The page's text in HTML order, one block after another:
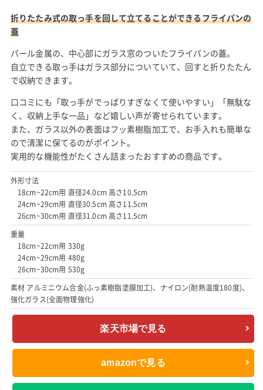
折りたたみ式の取っ手を回して立てることができるフライパンの
蓋
パール金属の、中心部にガラス窓のついたフライパンの蓋。
自立できる取っ手はガラス部分についていて、回すと折りたたん
で収納できます。
口コミにも「取っ手がでっぱりすぎなくて使いやすい」「無駄な
く、収納上手な一品」など嬉しい声が寄せられています。
また、ガラス以外の表面はフッ素樹脂加工で、お手入れも簡単な
ので清潔に保てるのがポイント。
実用的な機能性がたくさん詰まったおすすめの商品です。
外形寸法
18cm~22cm用 直径24.0cm 高さ10.5cm
24cm~29cm用 直径30.5cm 高さ11.5cm
26cm~30cm用 直径31.0cm 高さ11.5cm
重量
18cm~22cm用 330g
24cm~29cm用 480g
26cm~30cm用 530g
素材 アルミニウム合金(ふっ素樹脂塗膜加工)、ナイロン(耐熱温度180度)、
強化ガラス(全面物理強化)
楽天市場で見る
amazonで見る